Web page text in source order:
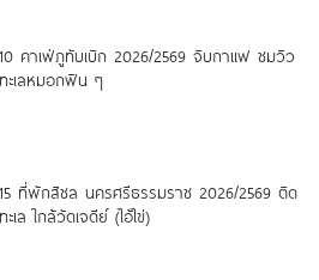
10 คาเฟ่ภูทับเบิก 2026/2569 จิบกาแฟ ชมวิว
ทะเลหมอกฟิน ๆ
15 ที่พักสิชล นครศรีธรรมราช 2026/2569 ติด
ทะเล ใกล้วัดเจดีย์ (ไอ้ไข่)